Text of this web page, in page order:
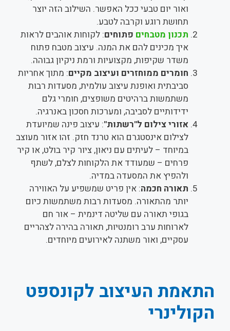
ואור יום טבעי ככל האפשר. השילוב הזה יוצר
תחושת רוגע וקרבה לטבע.
תכנון מטבחים פתוחים: לקוחות אוהבים לראות
איך מכינים להם את המנה. עיצוב מטבח פתוח
משדר שקיפות, מקצועיות ורמת ניקיון גבוהה.
חומרים ממוחזרים ועיצוב מקיים: מתוך אחריות
סביבתית ואופנת עיצוב עולמית, מסעדות רבות
משתמשות ברהיטים משופצים, חומרי גלם
ידידותיים לסביבה, ומערכות חסכון באנרגיה.
אזורי צילום ל"רשתות": עיצוב פינה שמיועדת
לצילום אינסטגרם הוא טרנד חזק. זהו אזור מעוצב
במיוחד – לעיתים עם ניאון, ציור קיר בולט, או קיר
פרחים – שמעודד את הלקוחות לצלם, לשתף
ולהפיץ את המסעדה במדיה.
תאורה חכמה: אין פריט שמשפיע על האווירה
יותר מהתאורה. מסעדות רבות משתמשות כיום
בגופי תאורה עם שליטה דינמית – אור חם
לארוחות ערב רומנטיות, תאורה בהירה לצהריים
עסקיים, ואור משתנה לאירועים מיוחדים.
התאמת העיצוב לקונספט
הקולינרי